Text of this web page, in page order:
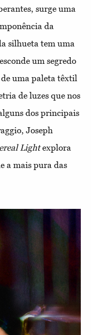
surge uma
da
silhueta tem uma
um segredo
uma paleta têxtil
de luzes que nos
dos principais
Joseph
Lightexplora
a mais pura das